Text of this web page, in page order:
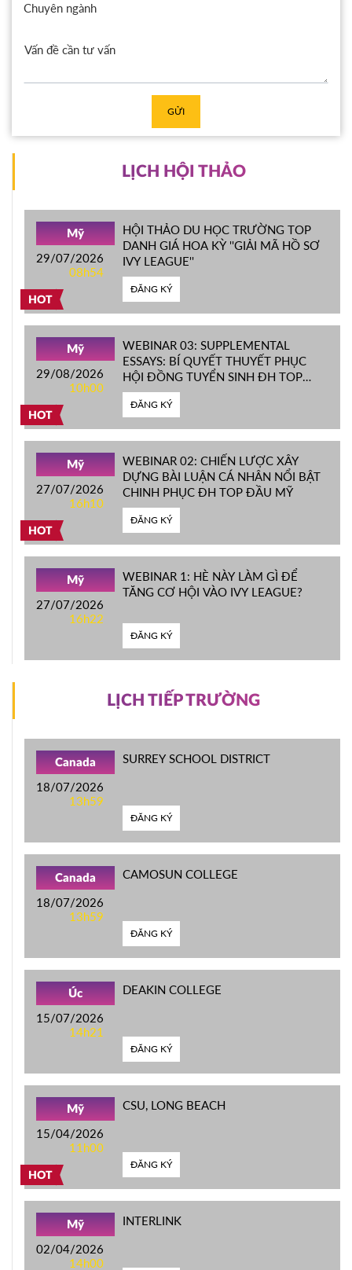
Chuyên ngành
GỬI
LỊCH HỘI THẢO
HOT
Mỹ
29/07/2026
08h54
HỘI THẢO DU HỌC TRƯỜNG TOP
DANH GIÁ HOA KỲ ''GIẢI MÃ HỒ SƠ
IVY LEAGUE''
ĐĂNG KÝ
HOT
Mỹ
29/08/2026
10h00
WEBINAR 03: SUPPLEMENTAL
ESSAYS: BÍ QUYẾT THUYẾT PHỤC
HỘI ĐỒNG TUYỂN SINH ĐH TOP
ĐẦU MỸ
ĐĂNG KÝ
HOT
Mỹ
27/07/2026
16h10
WEBINAR 02: CHIẾN LƯỢC XÂY
DỰNG BÀI LUẬN CÁ NHÂN NỔI BẬT
CHINH PHỤC ĐH TOP ĐẦU MỸ
ĐĂNG KÝ
Mỹ
27/07/2026
16h22
WEBINAR 1: HÈ NÀY LÀM GÌ ĐỂ
TĂNG CƠ HỘI VÀO IVY LEAGUE?
ĐĂNG KÝ
LỊCH TIẾP TRƯỜNG
Canada
18/07/2026
13h59
SURREY SCHOOL DISTRICT
ĐĂNG KÝ
Canada
18/07/2026
13h59
CAMOSUN COLLEGE
ĐĂNG KÝ
Úc
15/07/2026
14h21
DEAKIN COLLEGE
ĐĂNG KÝ
HOT
Mỹ
15/04/2026
11h00
CSU, LONG BEACH
ĐĂNG KÝ
Mỹ
02/04/2026
14h00
INTERLINK